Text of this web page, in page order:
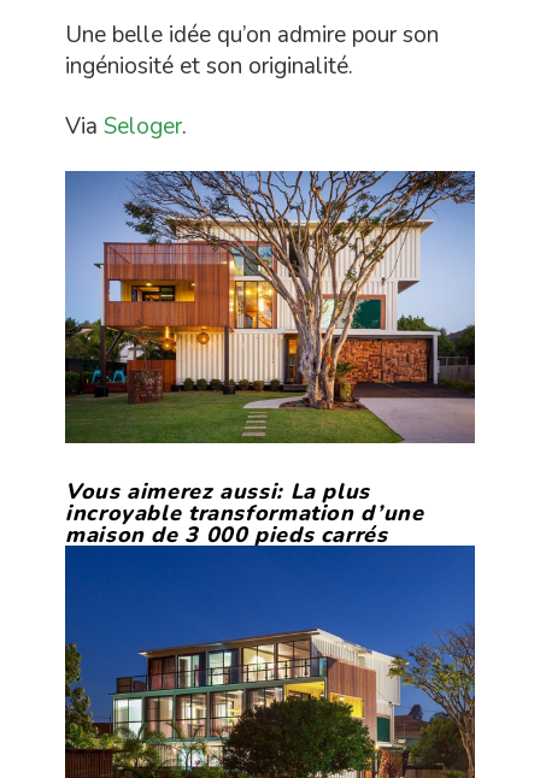
Une belle idée qu’on admire pour son
ingéniosité et son originalité.
Via Seloger.
Vous aimerez aussi: La plus
incroyable transformation d’une
maison de 3 000 pieds carrés